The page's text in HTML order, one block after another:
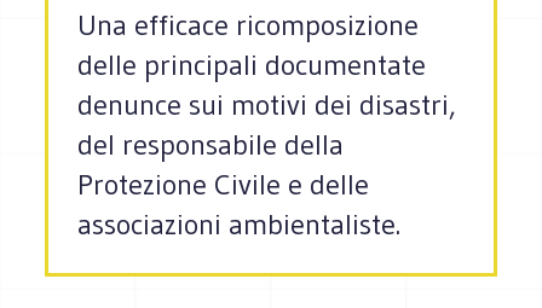
Una efficace ricomposizione
delle principali documentate
denunce sui motivi dei disastri,
del responsabile della
Protezione Civile e delle
associazioni ambientaliste.